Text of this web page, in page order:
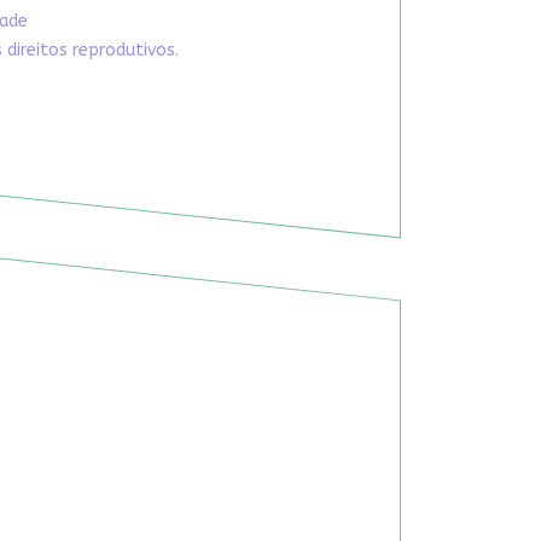
direitos reprodutivos.